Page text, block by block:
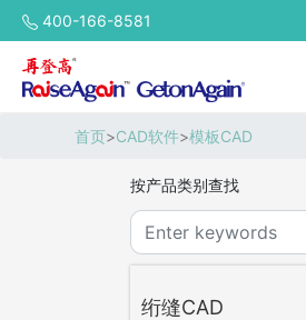
400-166-8581
首页>CAD软件>模板CAD
按产品类别查找
绗缝CAD